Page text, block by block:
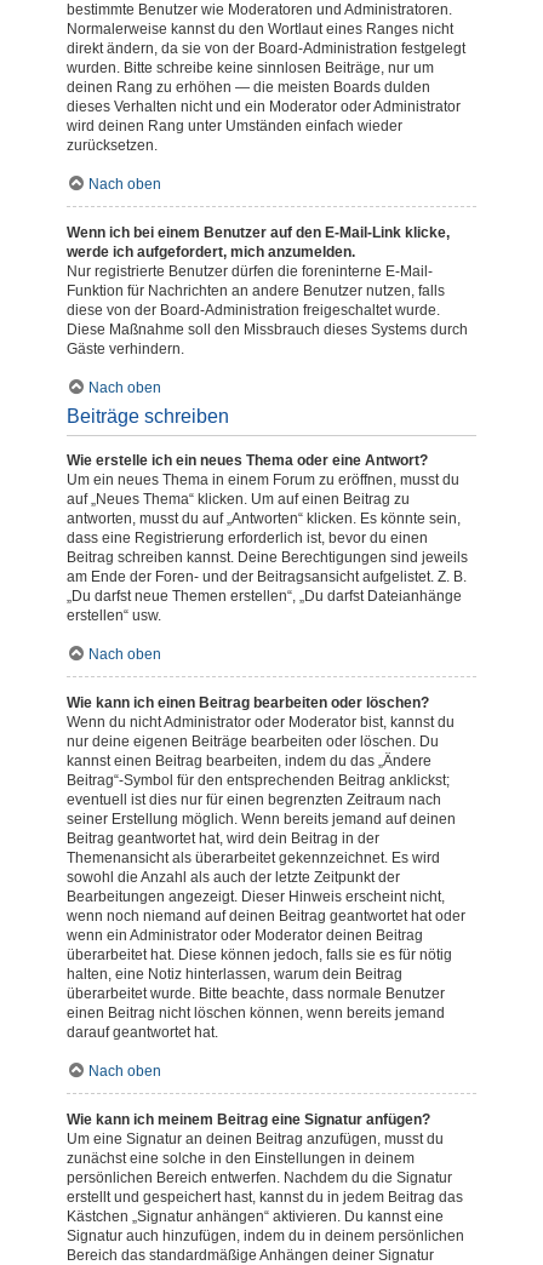
bestimmte Benutzer wie Moderatoren und Administratoren.
Normalerweise kannst du den Wortlaut eines Ranges nicht
direkt ändern, da sie von der Board-Administration festgelegt
wurden. Bitte schreibe keine sinnlosen Beiträge, nur um
deinen Rang zu erhöhen — die meisten Boards dulden
dieses Verhalten nicht und ein Moderator oder Administrator
wird deinen Rang unter Umständen einfach wieder
zurücksetzen.
Nach oben
Wenn ich bei einem Benutzer auf den E-Mail-Link klicke,
werde ich aufgefordert, mich anzumelden.
Nur registrierte Benutzer dürfen die foreninterne E-Mail-
Funktion für Nachrichten an andere Benutzer nutzen, falls
diese von der Board-Administration freigeschaltet wurde.
Diese Maßnahme soll den Missbrauch dieses Systems durch
Gäste verhindern.
Nach oben
Beiträge schreiben
Wie erstelle ich ein neues Thema oder eine Antwort?
Um ein neues Thema in einem Forum zu eröffnen, musst du
auf „Neues Thema“ klicken. Um auf einen Beitrag zu
antworten, musst du auf „Antworten“ klicken. Es könnte sein,
dass eine Registrierung erforderlich ist, bevor du einen
Beitrag schreiben kannst. Deine Berechtigungen sind jeweils
am Ende der Foren- und der Beitragsansicht aufgelistet. Z. B.
„Du darfst neue Themen erstellen“, „Du darfst Dateianhänge
erstellen“ usw.
Nach oben
Wie kann ich einen Beitrag bearbeiten oder löschen?
Wenn du nicht Administrator oder Moderator bist, kannst du
nur deine eigenen Beiträge bearbeiten oder löschen. Du
kannst einen Beitrag bearbeiten, indem du das „Ändere
Beitrag“-Symbol für den entsprechenden Beitrag anklickst;
eventuell ist dies nur für einen begrenzten Zeitraum nach
seiner Erstellung möglich. Wenn bereits jemand auf deinen
Beitrag geantwortet hat, wird dein Beitrag in der
Themenansicht als überarbeitet gekennzeichnet. Es wird
sowohl die Anzahl als auch der letzte Zeitpunkt der
Bearbeitungen angezeigt. Dieser Hinweis erscheint nicht,
wenn noch niemand auf deinen Beitrag geantwortet hat oder
wenn ein Administrator oder Moderator deinen Beitrag
überarbeitet hat. Diese können jedoch, falls sie es für nötig
halten, eine Notiz hinterlassen, warum dein Beitrag
überarbeitet wurde. Bitte beachte, dass normale Benutzer
einen Beitrag nicht löschen können, wenn bereits jemand
darauf geantwortet hat.
Nach oben
Wie kann ich meinem Beitrag eine Signatur anfügen?
Um eine Signatur an deinen Beitrag anzufügen, musst du
zunächst eine solche in den Einstellungen in deinem
persönlichen Bereich entwerfen. Nachdem du die Signatur
erstellt und gespeichert hast, kannst du in jedem Beitrag das
Kästchen „Signatur anhängen“ aktivieren. Du kannst eine
Signatur auch hinzufügen, indem du in deinem persönlichen
Bereich das standardmäßige Anhängen deiner Signatur